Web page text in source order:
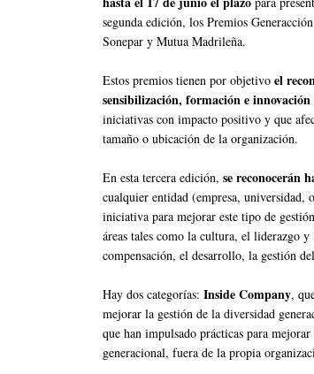
segunda edición, los Premios
Sonepar y Mutua Madrileña.
Estos premios tienen por objetivo el
sensibilización, formación e
iniciativas con impacto positivo y que
tamaño o ubicación de la organización.
En esta tercera edición, se reconocerán
cualquier entidad (empresa, universidad,
iniciativa para mejorar este tipo de
áreas tales como la cultura, el liderazgo
compensación, el desarrollo, la gestión
Hay dos categorías: Inside Company,
mejorar la gestión de la diversidad
que han impulsado prácticas para
generacional, fuera de la propia